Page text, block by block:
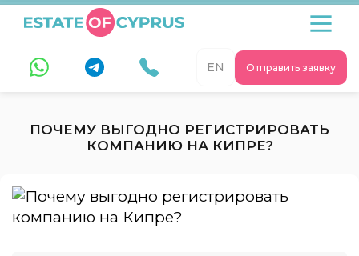
Отправить заявку
EN
ПОЧЕМУ ВЫГОДНО РЕГИСТРИРОВАТЬ
КОМПАНИЮ НА КИПРЕ?